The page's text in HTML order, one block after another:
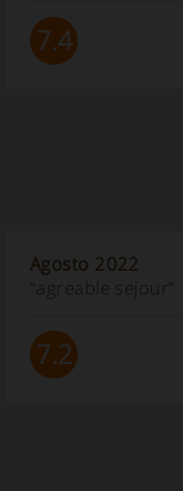
7.4
Agosto 2022
“agreable sejour”
7.2